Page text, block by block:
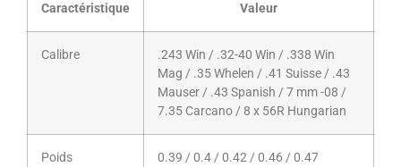
Caractéristique Valeur
Calibre
.243 Win / .32-40 Win / .338 Win
Mag / .35 Whelen / .41 Suisse / .43
Mauser / .43 Spanish / 7 mm -08 /
7.35 Carcano / 8 x 56R Hungarian
Poids 0.39 / 0.4 / 0.42 / 0.46 / 0.47